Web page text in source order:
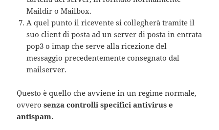
Maildir o Mailbox.
A quel punto il ricevente si collegherà tramite il
suo client di posta ad un server di posta in entrata
pop3 o imap che serve alla ricezione del
messaggio precedentemente consegnato dal
mailserver.
Questo è quello che avviene in un regime normale,
ovverosenza controlli specifici antivirus e
antispam.